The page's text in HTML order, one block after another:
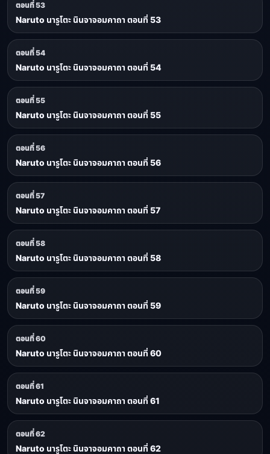
ตอนที่ 53
Naruto นารูโตะ นินจาจอมคาถา ตอนที่ 53
ตอนที่ 54
Naruto นารูโตะ นินจาจอมคาถา ตอนที่ 54
ตอนที่ 55
Naruto นารูโตะ นินจาจอมคาถา ตอนที่ 55
ตอนที่ 56
Naruto นารูโตะ นินจาจอมคาถา ตอนที่ 56
ตอนที่ 57
Naruto นารูโตะ นินจาจอมคาถา ตอนที่ 57
ตอนที่ 58
Naruto นารูโตะ นินจาจอมคาถา ตอนที่ 58
ตอนที่ 59
Naruto นารูโตะ นินจาจอมคาถา ตอนที่ 59
ตอนที่ 60
Naruto นารูโตะ นินจาจอมคาถา ตอนที่ 60
ตอนที่ 61
Naruto นารูโตะ นินจาจอมคาถา ตอนที่ 61
ตอนที่ 62
Naruto นารูโตะ นินจาจอมคาถา ตอนที่ 62